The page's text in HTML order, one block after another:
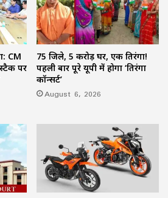
CM
पर
75 जिले, 5 करोड़ घर, एक तिरंगा!
पहली बार पूरे यूपी में होगा ‘तिरंगा
कॉन्सर्ट’
August 6, 2026